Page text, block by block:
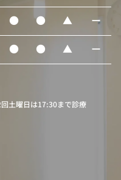
● ● ▲
ー
● ● ▲ ー
土曜日は17:30まで診療